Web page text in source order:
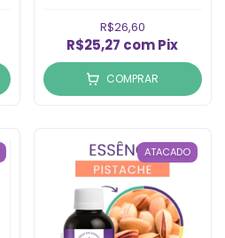
R$26,60
R$25,27 comPix
COMPRAR
ATACADO